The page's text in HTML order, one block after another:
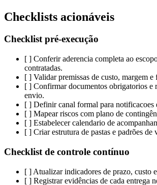
Checklists acionáveis
Checklist pré-execução
[ ] Conferir aderencia completa ao
contratadas.
[ ] Validar premissas de custo, margem
[ ] Confirmar documentos obrigatorios e
envio.
[ ] Definir canal formal para notificacoes
[ ] Mapear riscos com plano de
[ ] Estabelecer calendario de
[ ] Criar estrutura de pastas e padrões de
Checklist de controle contínuo
[ ] Atualizar indicadores de prazo, custo
[ ] Registrar evidências de cada entrega